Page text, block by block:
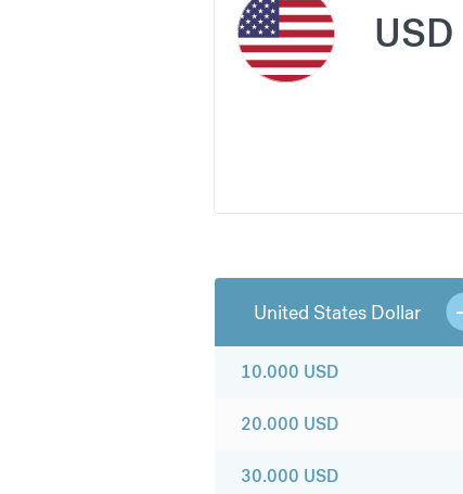
USD
United States Dollar
10.000 USD
20.000 USD
30.000 USD